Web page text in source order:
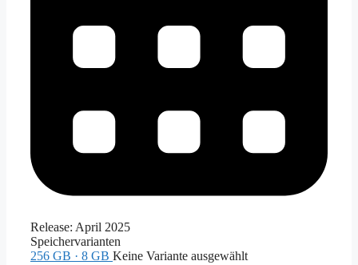
Release: April 2025
Speichervarianten
256 GB · 8 GB Keine Variante ausgewählt